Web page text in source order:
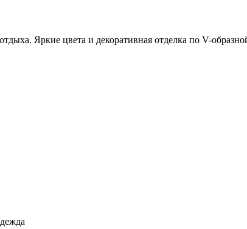
Яркие цвета и декоративная отделка по V-